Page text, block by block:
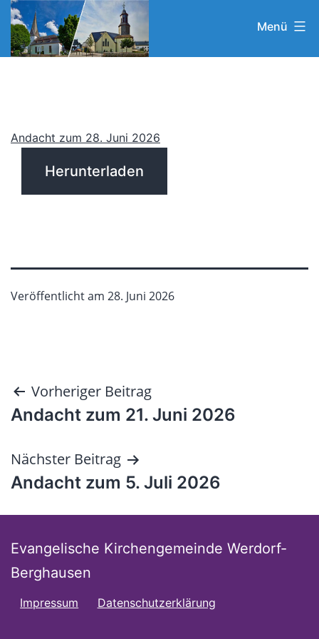
Zum
Inhalt
springen
Menü
Andacht zum 28. Juni 2026
Herunterladen
Veröffentlicht am 28. Juni 2026
Beitragsnavigation
Vorheriger Beitrag
Andacht zum 21. Juni 2026
Nächster Beitrag
Andacht zum 5. Juli 2026
Evangelische Kirchengemeinde Werdorf-
Berghausen
Impressum Datenschutzerklärung